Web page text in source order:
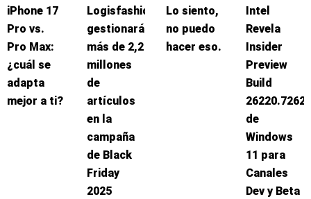
iPhone 17
Pro vs.
Pro Max:
¿cuál se
adapta
mejor a ti?
Logisfashion
gestionará
más de 2,2
millones
de
artículos
en la
campaña
de Black
Friday
2025
Lo siento,
no puedo
hacer eso.
Intel
Revela
Insider
Preview
Build
26220.7262
de
Windows
11 para
Canales
Dev y Beta